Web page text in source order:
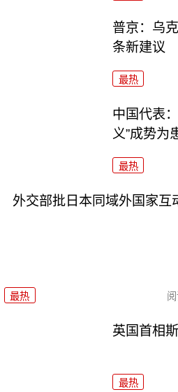
普京：乌
条新建议
最热
中国代表
义”成势为
最热
外交部批日本同域外国家互
最热
英国首相
最热